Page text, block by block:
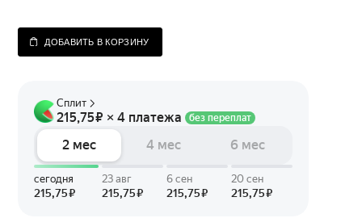
ДОБАВИТЬ В КОРЗИНУ